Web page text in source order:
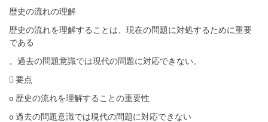
歴史の流れの理解
歴史の流れを理解することは、現在の問題に対処するために重要
である
。過去の問題意識では現代の問題に対応できない。
 要点
o 歴史の流れを理解することの重要性
o 過去の問題意識では現代の問題に対応できない